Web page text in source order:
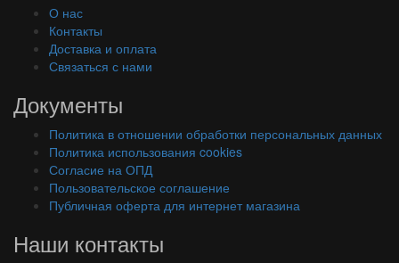
О нас
Контакты
Доставка и оплата
Связаться с нами
Документы
Политика в отношении обработки персональных данных
Политика использования cookies
Согласие на ОПД
Пользовательское соглашение
Публичная оферта для интернет магазина
Наши контакты